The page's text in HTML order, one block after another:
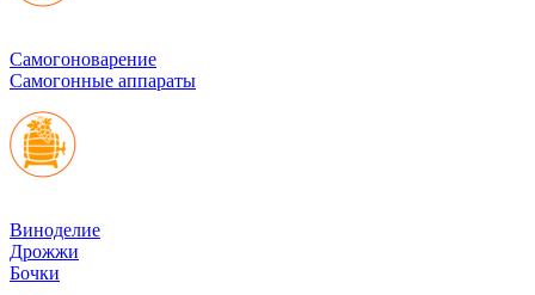
Cамогоноварение
Самогонные аппараты
Виноделие
Дрожжи
Бочки